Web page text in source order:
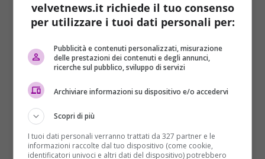
L’attuale numero 1 Carlos Alcaraz
, l’ex numero 1
Daniil Medvedev, il 22 volte campione del Grande
SlamNovak Djokovice il talentuoso ventenne
r Runesono i nomi più comunemente citati
come pretendenti al titolo maschile. Ci sono altri
giocatori che si considerano all’altezza del compito,
tra cui Stefanos Tsitsipas, secondo classificato con
Djokovic agli Open di Francia nel 2021 e di nuovo agli
Australian Open questo gennaio.
velvetnews.it richiede il tuo consenso
per utilizzare i tuoi dati personali per:
Pubblicità e contenuti personalizzati, misurazione
delle prestazioni dei contenuti e degli annunci,
ricerche sul pubblico, sviluppo di servizi
Archiviare informazioni su dispositivo e/o accedervi
Scopri di più
I tuoi dati personali verranno trattati da 327 partner e le
informazioni raccolte dal tuo dispositivo (come cookie,
identificatori univoci e altri dati del dispositivo) potrebbero